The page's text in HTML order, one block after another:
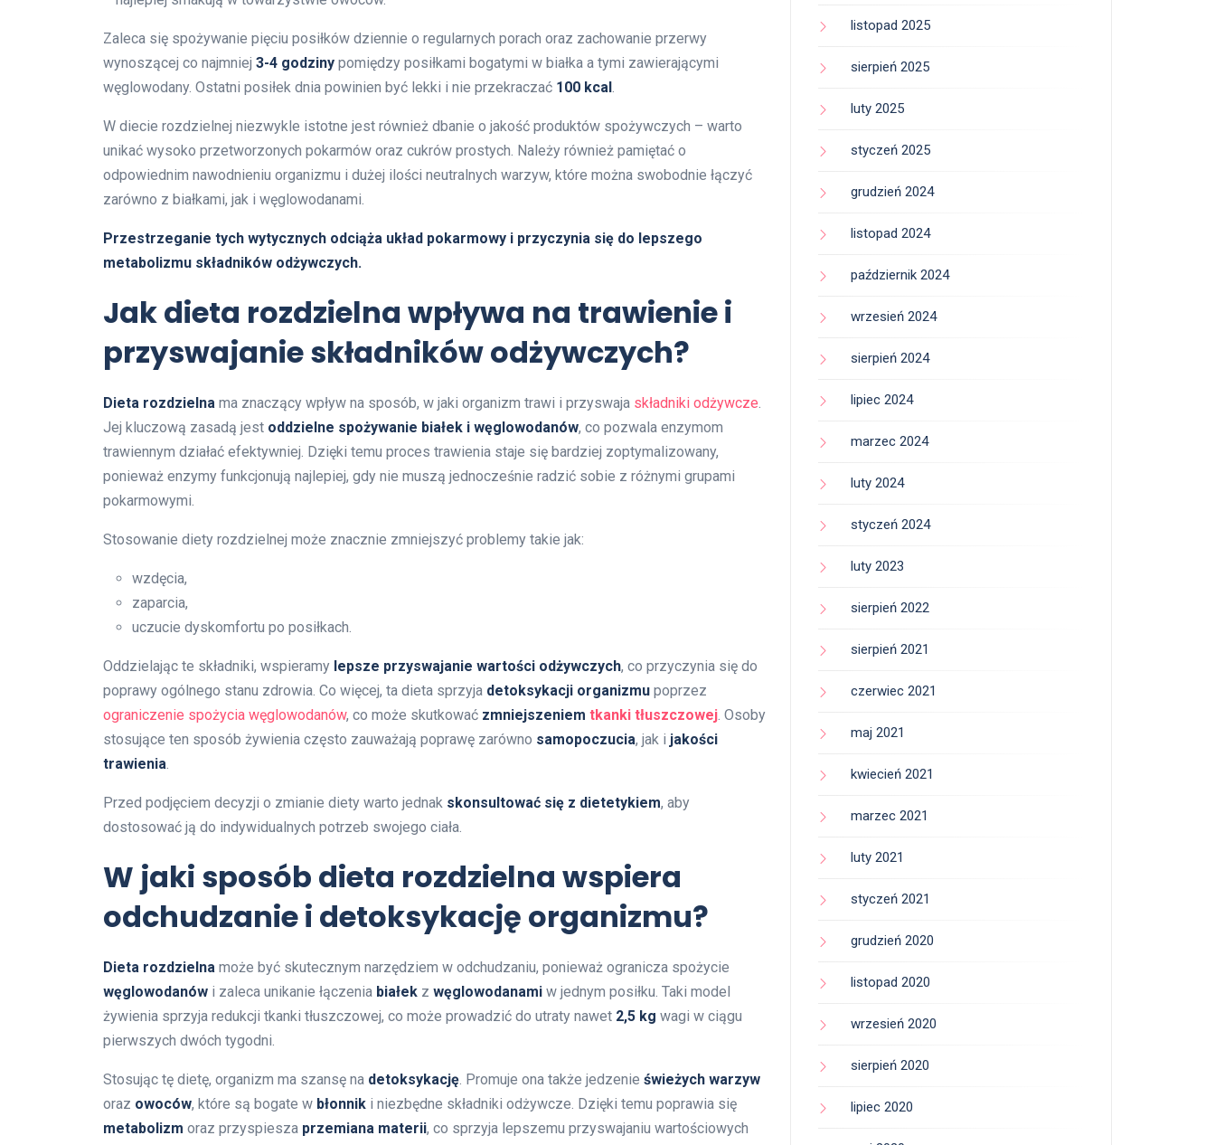
Zaleca się spożywanie pięciu posiłków dziennie o regularnych porach oraz zachowanie przerwy
wynoszącej co najmniej 3-4 godziny pomiędzy posiłkami bogatymi w białka a tymi zawierającymi
węglowodany. Ostatni posiłek dnia powinien być lekki i nie przekraczać 100 kcal
W diecie rozdzielnej niezwykle istotne jest również dbanie o jakość produktów spożywczych – warto
unikać wysoko przetworzonych pokarmów oraz cukrów prostych. Należy również pamiętać o
odpowiednim nawodnieniu organizmu i dużej ilości neutralnych warzyw, które można swobodnie łączyć
zarówno z białkami, jak i węglowodanami.
Przestrzeganie tych wytycznych odciąża układ pokarmowy i przyczynia się do lepszego
metabolizmu składników odżywczych.
Jak dieta rozdzielna wpływa na trawienie i
przyswajanie składników odżywczych?
Dieta rozdzielna ma znaczący wpływ na sposób, w jaki organizm trawi i przyswaja składniki odżywcze
Jej kluczową zasadą jest oddzielne spożywanie białek i węglowodanów, co pozwala enzymom
trawiennym działać efektywniej. Dzięki temu proces trawienia staje się bardziej zoptymalizowany,
ponieważ enzymy funkcjonują najlepiej, gdy nie muszą jednocześnie radzić sobie z różnymi grupami
pokarmowymi.
Stosowanie diety rozdzielnej może znacznie zmniejszyć problemy takie jak:
wzdęcia,
zaparcia,
uczucie dyskomfortu po posiłkach.
Oddzielając te składniki, wspieramy lepsze przyswajanie wartości odżywczych, co przyczynia się do
poprawy ogólnego stanu zdrowia. Co więcej, ta dieta sprzyja detoksykacji organizmu poprzez
ograniczenie spożycia węglowodanów, co może skutkować zmniejszeniem tkanki tłuszczowej . Osoby
stosujące ten sposób żywienia często zauważają poprawę zarówno samopoczucia, jak i jakości
trawienia
Przed podjęciem decyzji o zmianie diety warto jednak skonsultować się z dietetykiem, aby
dostosować ją do indywidualnych potrzeb swojego ciała.
W jaki sposób dieta rozdzielna wspiera
odchudzanie i detoksykację organizmu?
Dieta rozdzielna może być skutecznym narzędziem w odchudzaniu, ponieważ ogranicza spożycie
węglowodanów i zaleca unikanie łączenia białek z węglowodanami w jednym posiłku. Taki model
żywienia sprzyja redukcji tkanki tłuszczowej, co może prowadzić do utraty nawet 2,5 kg wagi w ciągu
pierwszych dwóch tygodni.
Stosując tę dietę, organizm ma szansę na detoksykację . Promuje ona także jedzenie świeżych warzyw
oraz owoców, które są bogate w błonnik i niezbędne składniki odżywcze. Dzięki temu poprawia się
metabolizm oraz przyspiesza przemiana materii, co sprzyja lepszemu przyswajaniu wartościowych
listopad 2025
sierpień 2025
luty 2025
styczeń 2025
grudzień 2024
listopad 2024
październik 2024
wrzesień 2024
sierpień 2024
lipiec 2024
marzec 2024
luty 2024
styczeń 2024
luty 2023
sierpień 2022
sierpień 2021
czerwiec 2021
maj 2021
kwiecień 2021
marzec 2021
luty 2021
styczeń 2021
grudzień 2020
listopad 2020
wrzesień 2020
sierpień 2020
lipiec 2020